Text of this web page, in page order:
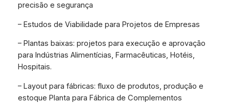
precisão e segurança
– Estudos de Viabilidade para Projetos de Empresas
– Plantas baixas: projetos para execução e aprovação
para Indústrias Alimentícias, Farmacêuticas, Hotéis,
Hospitais.
– Layout para fábricas: fluxo de produtos, produção e
estoque Planta para Fábrica de Complementos